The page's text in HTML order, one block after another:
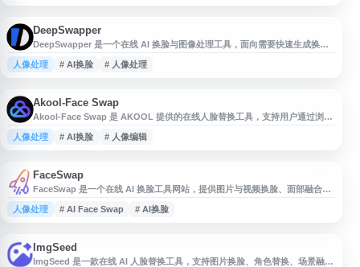
DeepSwapper
DeepSwapper 是一个在线 AI 换脸与图像处理工具，面向需要快速生成换脸
图片、头像或创意视觉内容的用户。网站通常提供基于浏览器的操作流程，用
户可上传图片并使用 AI 模型完成面部替换，适用于娱乐创作、社交媒体素材
人像处理 # AI换脸 # 人像处理
Akool-Face Swap
Akool-Face Swap 是 AKOOL 提供的在线人脸替换工具，支持用户通过浏览
器上传图片或视频素材，进行人脸交换与相关视觉内容生成。该工具面向创意
设计、社交媒体内容制作、营销素材、娱乐互动等场景，提供便捷的在线处理
人像处理 # AI换脸 # 人像编辑
FaceSwap
FaceSwap 是一个在线 AI 换脸工具网站，提供图片与视频换脸、面部融合、
脸部混合和脸部替换等功能。用户可通过网页使用 AI Face Swap、Video
Face Swap、Face Merge、Face Mixer 等相关服务，适用于快速生成换脸效
人像处理 # AI Face Swap # AI换脸
ImgSeed
ImgSeed 是一款在线 AI 人脸替换工具，支持图片换脸、角色替换、场景融合